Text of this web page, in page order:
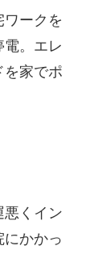
ークを
電。エレ
を家でポ
悪くイン
かかっ